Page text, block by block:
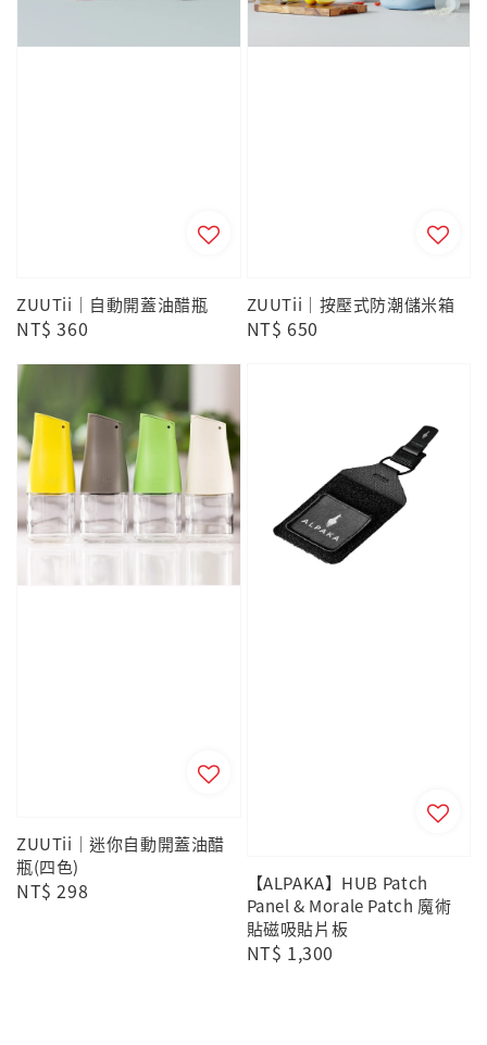
ZUUTii｜自動開蓋油醋瓶
Regular
NT$ 360
ZUUTii｜按壓式防潮儲米箱
Regular
NT$ 650
ZUUTii｜迷你自動開蓋油醋
瓶(四色)
Regular
NT$ 298
【ALPAKA】HUB Patch
Panel & Morale Patch 魔術
貼磁吸貼片板
Regular
NT$ 1,300